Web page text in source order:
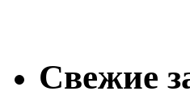
Свежие